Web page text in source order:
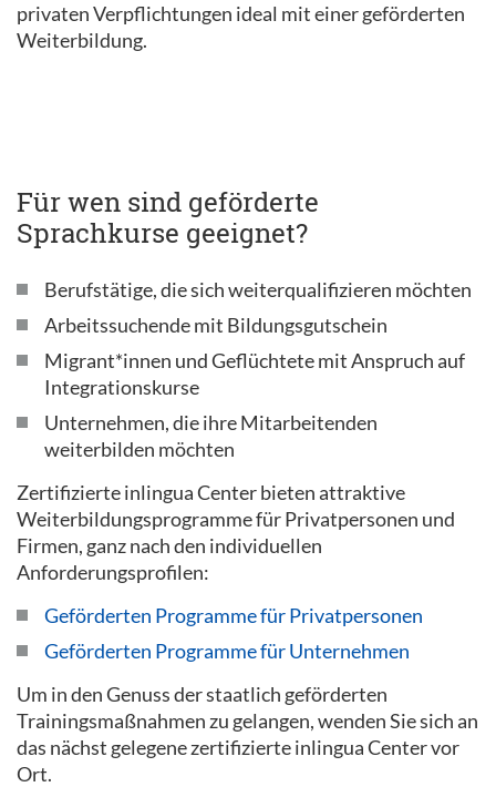
privaten Verpflichtungen ideal mit einer geförderten
Weiterbildung.
Für wen sind geförderte
Sprachkurse geeignet?
Berufstätige, die sich weiterqualifizieren möchten
Arbeitssuchende mit Bildungsgutschein
Migrant*innen und Geflüchtete mit Anspruch auf
Integrationskurse
Unternehmen, die ihre Mitarbeitenden
weiterbilden möchten
Zertifizierte inlingua Center bieten attraktive
Weiterbildungsprogramme für Privatpersonen und
Firmen, ganz nach den individuellen
Anforderungsprofilen:
Geförderten Programme für Privatpersonen
Geförderten Programme für Unternehmen
Um in den Genuss der staatlich geförderten
Trainingsmaßnahmen zu gelangen, wenden Sie sich an
das nächst gelegene zertifizierte inlingua Center vor
Ort.